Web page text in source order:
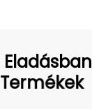
Eladásban
Termékek